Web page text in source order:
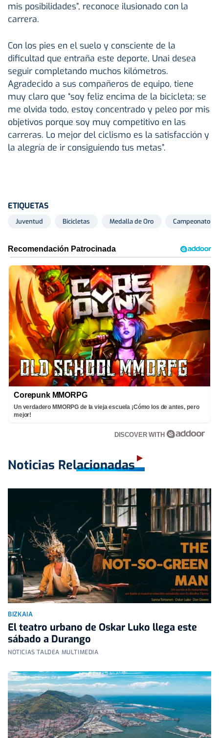
mis posibilidades”, reconoce ilusionado con la
carrera.
Con los pies en el suelo y consciente de la
dificultad que entraña este deporte, Unai desea
seguir completando muchos kilómetros.
Agradecido a sus compañeros de equipo, tiene
muy claro que “soy feliz encima de la bicicleta; se
me olvida todo, estoy concentrado y peleo por mis
objetivos porque soy muy competitivo en las
carreras. Lo mejor del ciclismo es la satisfacción y
la alegría de ir consiguiendo tus metas”.
ETIQUETAS
Juventud Bicicletas Medalla de Oro Campeonato
Corepunk MMORPG
Un verdadero MMORPG de la vieja escuela ¡Cómo los de antes, pero
mejor!
DISCOVER WITH
Noticias Relacionadas
BIZKAIA
El teatro urbano de Oskar Luko llega este
sábado a Durango
NOTICIAS TALDEA MULTIMEDIA